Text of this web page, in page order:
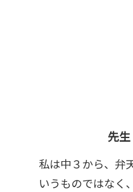
先
私は中３から、弁
いうものではなく